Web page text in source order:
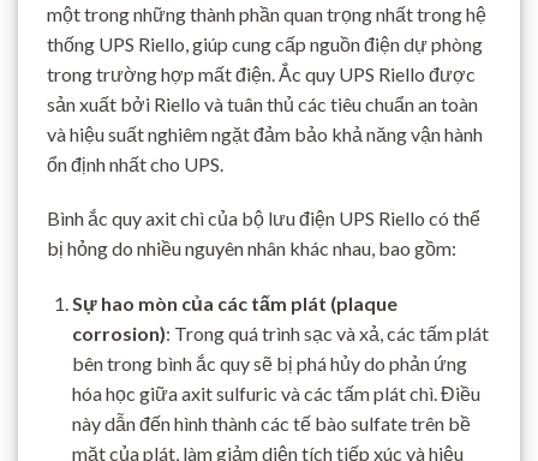
một trong những thành phần quan trọng nhất trong hệ
thống UPS Riello, giúp cung cấp nguồn điện dự phòng
trong trường hợp mất điện. Ắc quy UPS Riello được
sản xuất bởi Riello và tuân thủ các tiêu chuẩn an toàn
và hiệu suất nghiêm ngặt đảm bảo khả năng vận hành
ổn định nhất cho UPS.
Bình ắc quy axit chì của bộ lưu điện UPS Riello có thể
bị hỏng do nhiều nguyên nhân khác nhau, bao gồm:
Sự hao mòn của các tấm plát (plaque
corrosion): Trong quá trình sạc và xả, các tấm plát
bên trong bình ắc quy sẽ bị phá hủy do phản ứng
hóa học giữa axit sulfuric và các tấm plát chì. Điều
này dẫn đến hình thành các tế bào sulfate trên bề
mặt của plát, làm giảm diện tích tiếp xúc và hiệu